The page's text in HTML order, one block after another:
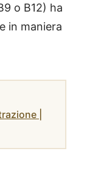
o B12) ha
in maniera
|